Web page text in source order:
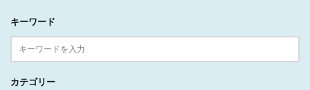
キーワード
カテゴリー